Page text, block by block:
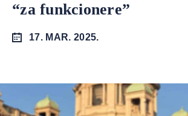
“za funkcionere”
17. MAR. 2025.